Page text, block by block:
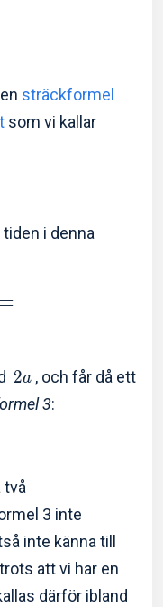
sträckformel
som vi kallar
i denna
2a , och får då ett
3:
två
3 inte
inte känna till
att vi har en
därför ibland